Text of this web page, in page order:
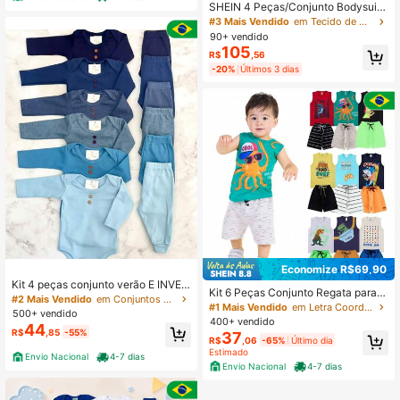
Kit 4 peças conjunto verão E INVER
NO bebê infantil menina E MENINO
confortável
#2 Mais Vendido
em Conjuntos de presentes para bebês meninos
500+ vendido
R$44 ,85 -55%
Envio Nacional 4-7 dias
SHEIN 4 Peças/Conjunto Bodysuit I
nfantil Recém-Nascido Menino/Me
nina Estampa Fofa de Dinossauro C
artoon Colorblock Gola Redonda M
anga Curta Outono Gráfico
#3 Mais Vendido
em Tecido de malha Body para bebê menino
90+ vendido
R$105 ,56
-20% Últimos 3 dias
Economize R$69,90
Kit 6 Peças Conjunto Regata para B
ebê Meninos (3 Regatas + 3 Bermu
das) Conjunto Infantil Sortido
#1 Mais Vendido
em Letra Coordenadas de regata para bebês meninos
400+ vendido
R$37 ,06 -65% Último dia
Estimado
Envio Nacional
4-7 dias